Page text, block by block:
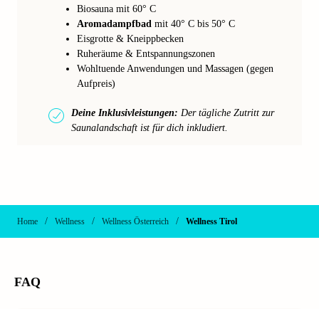
Biosauna mit 60° C
Aromadampfbad mit 40° C bis 50° C
Eisgrotte & Kneippbecken
Ruheräume & Entspannungszonen
Wohltuende Anwendungen und Massagen (gegen
Aufpreis)
Deine Inklusivleistungen: Der tägliche Zutritt zur
Saunalandschaft ist für dich inkludiert.
Home / Wellness / Wellness Österreich / Wellness Tirol
FAQ